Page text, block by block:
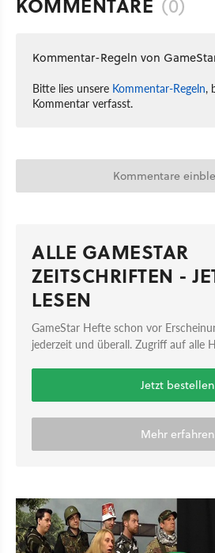
Kommentar-Regeln von
Bitte lies unsere Kommentar-Regeln,
Kommentar verfasst.
Kommentare
ALLE GAMESTAR
ZEITSCHRIFTEN -
LESEN
GameStar Hefte schon vor
jederzeit und überall. Zugriff auf alle
Jetzt bestellen
Mehr erfahren